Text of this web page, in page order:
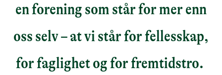
en forening som står for mer enn
oss selv – at vi står for fellesskap,
for faglighet og for fremtidstro.